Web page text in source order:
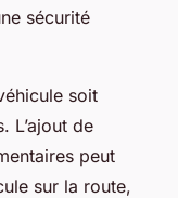
sécurité
soit
L’ajout de
peut
sur la route,